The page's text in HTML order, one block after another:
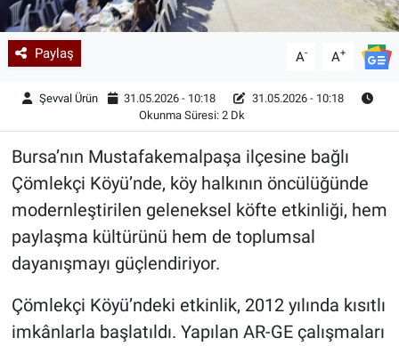
Paylaş A- A+
Şevval Ürün 31.05.2026 - 10:18
31.05.2026 - 10:18
Okunma Süresi: 2 Dk
Bursa’nın Mustafakemalpaşa ilçesine bağlı
Çömlekçi Köyü’nde, köy halkının öncülüğünde
modernleştirilen geleneksel köfte etkinliği, hem
paylaşma kültürünü hem de toplumsal
dayanışmayı güçlendiriyor.
Çömlekçi Köyü’ndeki etkinlik, 2012 yılında kısıtlı
imkânlarla başlatıldı. Yapılan AR-GE çalışmaları
Teknoloji
Yazarlar
Astroloji-Rüya